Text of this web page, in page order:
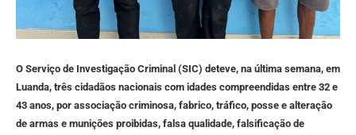
O Serviço de Investigação Criminal (SIC) deteve, na última semana, em
Luanda, três cidadãos nacionais com idades compreendidas entre 32 e
43 anos, por associação criminosa, fabrico, tráfico, posse e alteração
de armas e munições proibidas, falsa qualidade, falsificação de